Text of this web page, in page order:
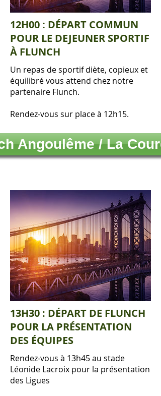
12H00 : DÉPART COMMUN
POUR LE DEJEUNER SPORTIF
À FLUNCH
Un repas de sportif diète, copieux et
équilibré vous attend chez notre
partenaire Flunch.
Rendez-vous sur place à 12h15.
Angoulême / La
13H30 : DÉPART DE FLUNCH
POUR LA PRÉSENTATION
DES ÉQUIPES
Rendez-vous à 13h45 au stade
Léonide Lacroix pour la présentation
des Ligues